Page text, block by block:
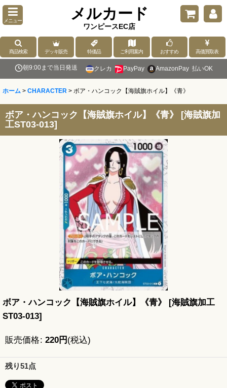
メニュー メルカード
ワンピースEC店
商品検索 デッキ販売 特価品 ご利用案内 おすすめ 高価買取表
朝9:00まで当日発送 クレカ PayPay AmazonPay 払いOK
ホーム > CHARACTER > ボア・ハンコック【海賊旗ホイル】《青》
ボア・ハンコック【海賊旗ホイル】《青》 [海賊旗加
工ST03-013]
ボア・ハンコック【海賊旗ホイル】《青》 [海賊旗加工
ST03-013]
販売価格: 220円 (税込)
残り51点